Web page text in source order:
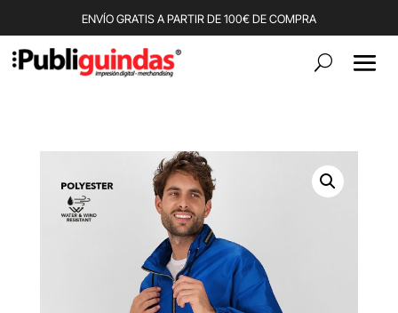
ENVÍO GRATIS A PARTIR DE 100€ DE COMPRA